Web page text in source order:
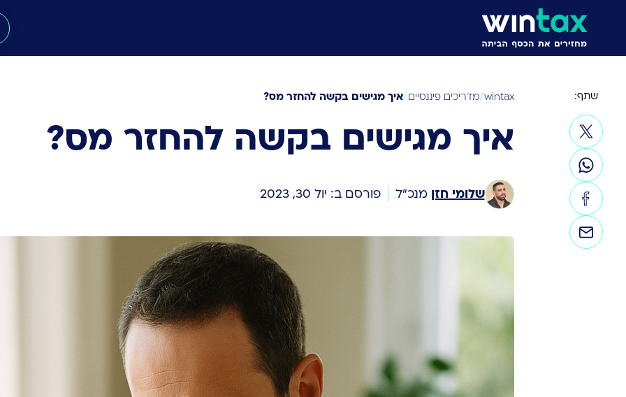
שתף: wintax
/מדריכים פיננסיים/איך מגישים בקשה להחזר מס?
איך מגישים בקשה להחזר מס?
שלומי חזן מנכ״ל פורסם ב: יול 30, 2023